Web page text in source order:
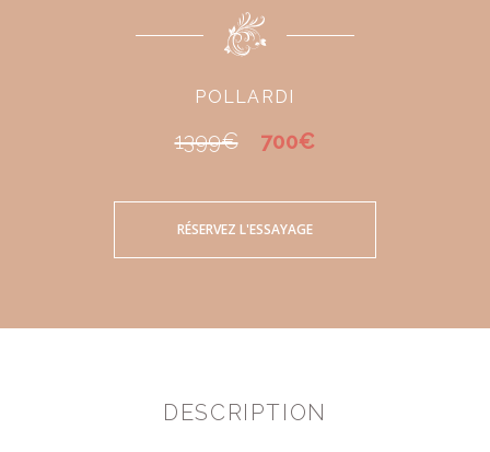
POLLARDI
1399€ 700€
RÉSERVEZ L'ESSAYAGE
DESCRIPTION